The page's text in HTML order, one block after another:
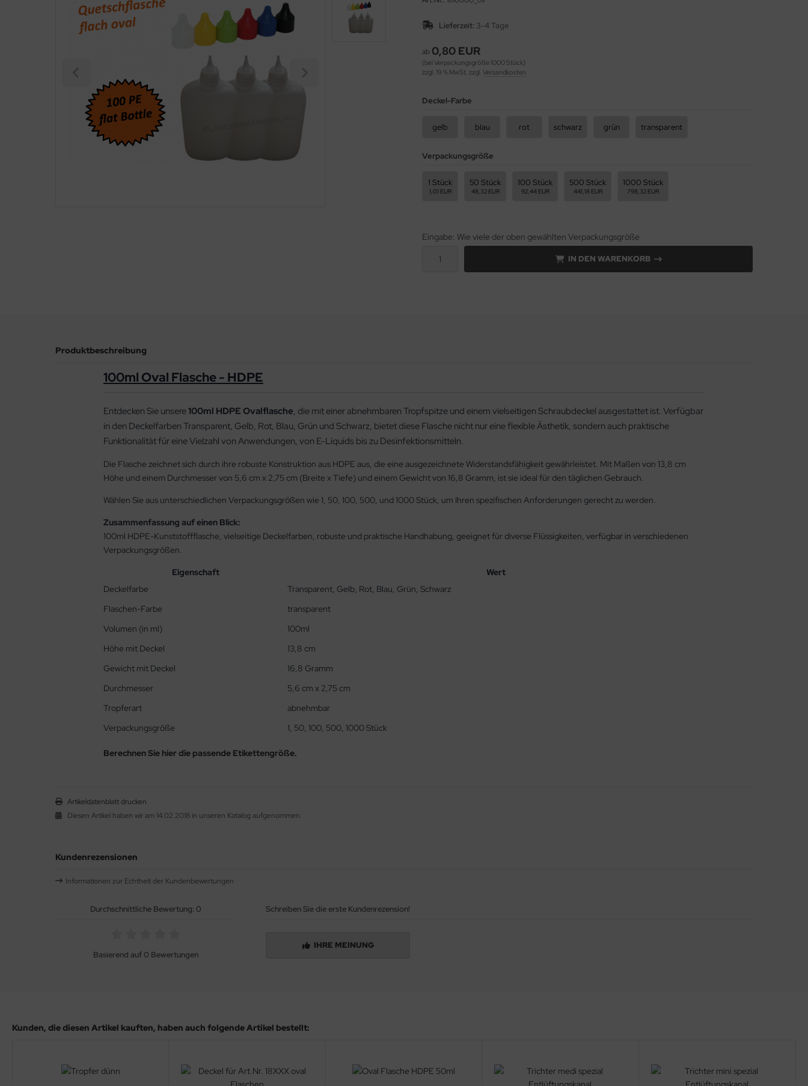
Lieferzeit: 3-4 Tage
ab 0,80 EUR
(bei Verpackungsgröße 1000 Stück)
zzgl. 19 % MwSt. zzgl. Versandkosten
Deckel-Farbe
gelb blau rot schwarz grün transparent
Verpackungsgröße
1 Stück
1,01 EUR
50 Stück
48,32 EUR
100 Stück
92,44 EUR
500 Stück
441,18 EUR
1000 Stück
798,32 EUR
Eingabe: Wie viele der oben gewählten Verpackungsgröße
IN DEN WARENKORB
Produktbeschreibung
100ml Oval Flasche - HDPE
Entdecken Sie unsere100ml HDPE Ovalflasche, die mit einer abnehmbaren Tropfspitze und einem vielseitigen Schraubdeckel ausgestattet ist. Verfügbar
in den Deckelfarben Transparent, Gelb, Rot, Blau, Grün und Schwarz, bietet diese Flasche nicht nur eine flexible Ästhetik, sondern auch praktische
Funktionalität für eine Vielzahl von Anwendungen, von E-Liquids bis zu Desinfektionsmitteln.
Die Flasche zeichnet sich durch ihre robuste Konstruktion aus HDPE aus, die eine ausgezeichnete Widerstandsfähigkeit gewährleistet. Mit Maßen von 13,8 cm
Höhe und einem Durchmesser von 5,6 cm x 2,75 cm (Breite x Tiefe) und einem Gewicht von 16,8 Gramm, ist sie ideal für den täglichen Gebrauch.
Wählen Sie aus unterschiedlichen Verpackungsgrößen wie 1, 50, 100, 500, und 1000 Stück, um Ihren spezifischen Anforderungen gerecht zu werden.
Zusammenfassung auf einen Blick:
100ml HDPE-Kunststoffflasche, vielseitige Deckelfarben, robuste und praktische Handhabung, geeignet für diverse Flüssigkeiten, verfügbar in verschiedenen
Verpackungsgrößen.
Eigenschaft
Wert
Deckelfarbe
Transparent, Gelb, Rot, Blau, Grün, Schwarz
Flaschen-Farbe
transparent
Volumen (in ml)
100ml
Höhe mit Deckel
13,8 cm
Gewicht mit Deckel
16,8 Gramm
Durchmesser
5,6 cm x 2,75 cm
Tropferart
abnehmbar
Verpackungsgröße
1, 50, 100, 500, 1000 Stück
Berechnen Sie hier die passende Etikettengröße.
Artikeldatenblatt drucken
Diesen Artikel haben wir am 14.02.2018 in unseren Katalog aufgenommen.
Kundenrezensionen
Informationen zur Echtheit der Kundenbewertungen
Durchschnittliche Bewertung: 0
Basierend auf 0 Bewertungen
Schreiben Sie die erste Kundenrezension!
IHRE MEINUNG
Kunden, die diesen Artikel kauften, haben auch folgende Artikel bestellt: